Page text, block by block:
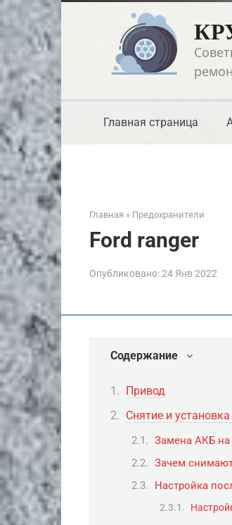
Перейти
к
контенту
Главная страница
Главная » Предохранители
Ford ranger
Опубликовано:24 Янв 2022
Содержание
Привод
Снятие и
Замена АКБ
Зачем
Настройка